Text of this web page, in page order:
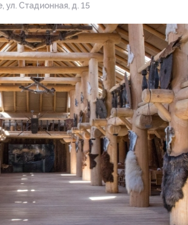
Стадионная, д. 15